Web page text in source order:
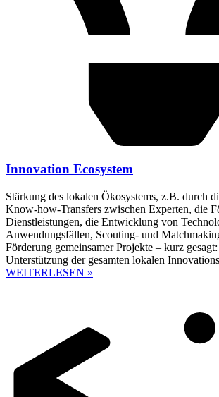
Innovation Ecosystem
Stärkung des lokalen Ökosystems, z.B. durch
Know-how-Transfers zwischen Experten, die
Dienstleistungen, die Entwicklung von
Anwendungsfällen, Scouting- und
Förderung gemeinsamer Projekte – kurz
Unterstützung der gesamten lokalen
WEITERLESEN »